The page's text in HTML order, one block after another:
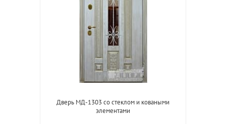
Дверь МД-1303 со стеклом и коваными
элементами